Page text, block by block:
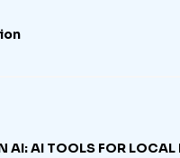
AI: AI TOOLS FOR